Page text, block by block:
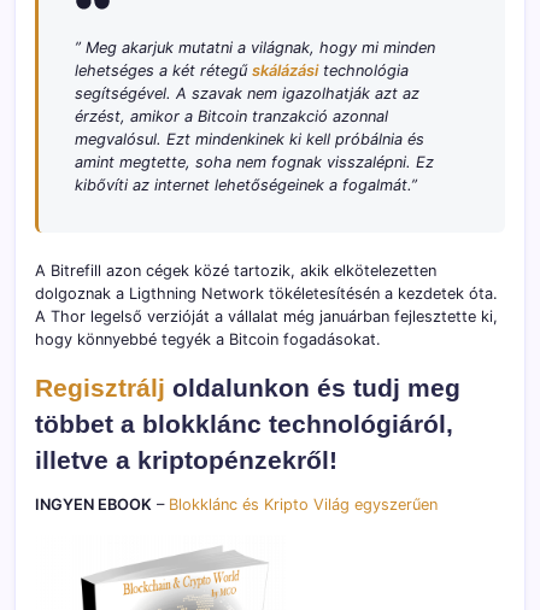
” Meg akarjuk mutatni a világnak, hogy mi minden
lehetséges a két rétegűskálázásitechnológia
segítségével. A szavak nem igazolhatják azt az
érzést, amikor a Bitcoin tranzakció azonnal
megvalósul. Ezt mindenkinek ki kell próbálnia és
amint megtette, soha nem fognak visszalépni. Ez
kibővíti az internet lehetőségeinek a fogalmát.”
A Bitrefill azon cégek közé tartozik, akik elkötelezetten
dolgoznak a Ligthning Network tökéletesítésén a kezdetek óta.
A Thor legelső verzióját a vállalat még januárban fejlesztette ki,
hogy könnyebbé tegyék a Bitcoin fogadásokat.
Regisztrálj oldalunkon és tudj meg
többet a blokklánc technológiáról,
illetve a kriptopénzekről!
INGYEN EBOOK – Blokklánc és Kripto Világ egyszerűen